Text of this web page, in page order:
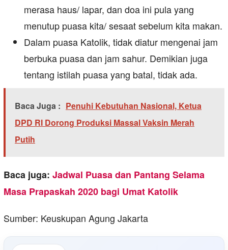
merasa haus/ lapar, dan doa ini pula yang
menutup puasa kita/ sesaat sebelum kita makan.
Dalam puasa Katolik, tidak diatur mengenai jam
berbuka puasa dan jam sahur. Demikian juga
tentang istilah puasa yang batal, tidak ada.
Baca Juga : Penuhi Kebutuhan Nasional, Ketua
DPD RI Dorong Produksi Massal Vaksin Merah
Putih
Baca juga: Jadwal Puasa dan Pantang Selama
Masa Prapaskah 2020 bagi Umat Katolik
Sumber: Keuskupan Agung Jakarta